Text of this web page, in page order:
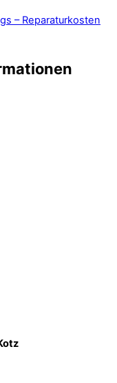
– Reparaturkosten